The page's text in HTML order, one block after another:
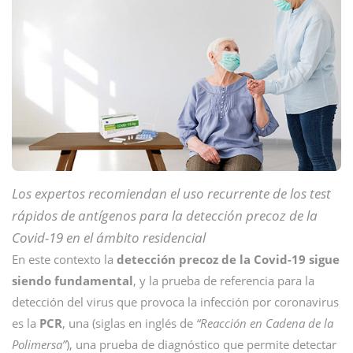
Los expertos recomiendan el uso recurrente de los test
rápidos de antígenos para la detección precoz de la
Covid-19 en el ámbito residencial
En este contexto la detección precoz de la Covid-19 sigue
siendo fundamental, y la prueba de referencia para la
detección del virus que provoca la infección por coronavirus
es la PCR, una (siglas en inglés de “Reacción en Cadena de la
Polimersa”), una prueba de diagnóstico que permite detectar